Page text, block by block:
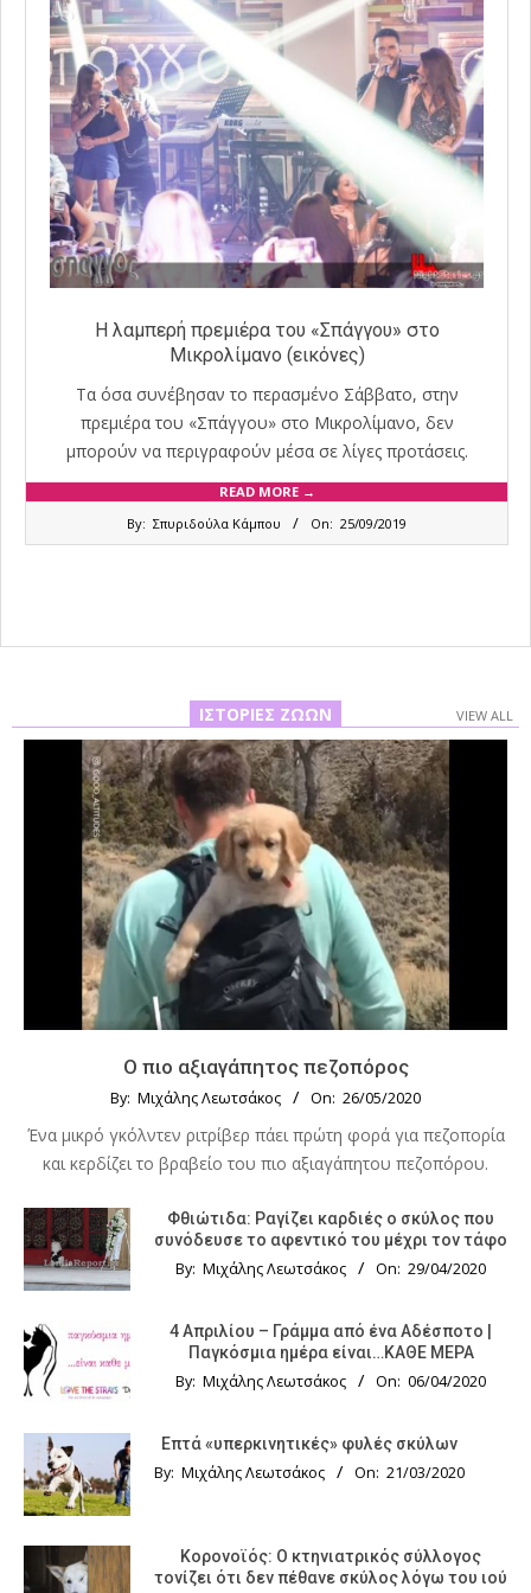
H λαμπερή πρεμιέρα του «Σπάγγου» στο
Μικρολίμανο (εικόνες)
Τα όσα συνέβησαν το περασμένο Σάββατο, στην
πρεμιέρα του «Σπάγγου» στο Μικρολίμανο, δεν
μπορούν να περιγραφούν μέσα σε λίγες προτάσεις.
READ MORE →
By: Σπυριδούλα Κάμπου On: 25/09/2019
ΙΣΤΟΡΊΕΣ ΖΏΩΝ VIEW ALL
Ο πιο αξιαγάπητος πεζοπόρος
By: Μιχάλης Λεωτσάκος On: 26/05/2020
Ένα μικρό γκόλντεν ριτρίβερ πάει πρώτη φορά για πεζοπορία
και κερδίζει το βραβείο του πιο αξιαγάπητου πεζοπόρου.
Φθιώτιδα: Ραγίζει καρδιές ο σκύλος που
συνόδευσε το αφεντικό του μέχρι τον τάφο
By: Μιχάλης Λεωτσάκος On: 29/04/2020
4 Απριλίου – Γράμμα από ένα Αδέσποτο |
Παγκόσμια ημέρα είναι…ΚΑΘΕ ΜΕΡΑ
By: Μιχάλης Λεωτσάκος On: 06/04/2020
Επτά «υπερκινητικές» φυλές σκύλων
By: Μιχάλης Λεωτσάκος On: 21/03/2020
Κορονοϊός: Ο κτηνιατρικός σύλλογος
τονίζει ότι δεν πέθανε σκύλος λόγω του ιού